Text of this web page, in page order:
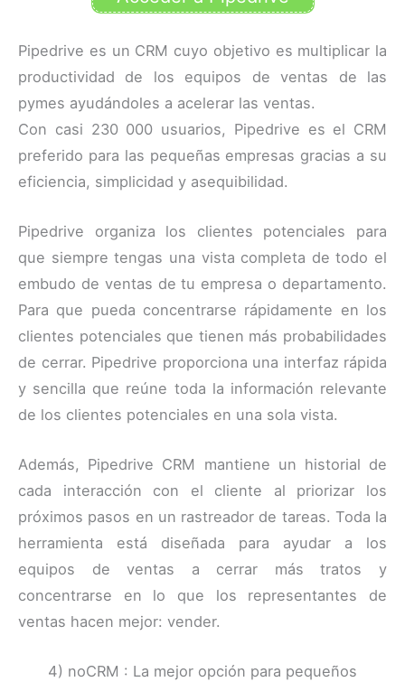
Pipedrive es un CRM cuyo objetivo es multiplicar la
productividad de los equipos de ventas de las
pymes ayudándoles a acelerar las ventas.
Con casi 230 000 usuarios, Pipedrive es el CRM
preferido para las pequeñas empresas gracias a su
eficiencia, simplicidad y asequibilidad.
Pipedrive organiza los clientes potenciales para
que siempre tengas una vista completa de todo el
embudo de ventas de tu empresa o departamento.
Para que pueda concentrarse rápidamente en los
clientes potenciales que tienen más probabilidades
de cerrar. Pipedrive proporciona una interfaz rápida
y sencilla que reúne toda la información relevante
de los clientes potenciales en una sola vista.
Además, Pipedrive CRM mantiene un historial de
cada interacción con el cliente al priorizar los
próximos pasos en un rastreador de tareas. Toda la
herramienta está diseñada para ayudar a los
equipos de ventas a cerrar más tratos y
concentrarse en lo que los representantes de
ventas hacen mejor: vender.
4) noCRM : La mejor opción para pequeños